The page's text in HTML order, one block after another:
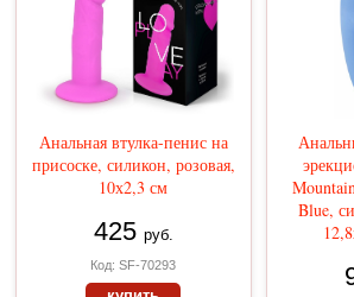
Анальная втулка-пенис на
присоске, силикон, розовая,
10х2,3 см
425 руб.
Код: SF-70293
Blue,